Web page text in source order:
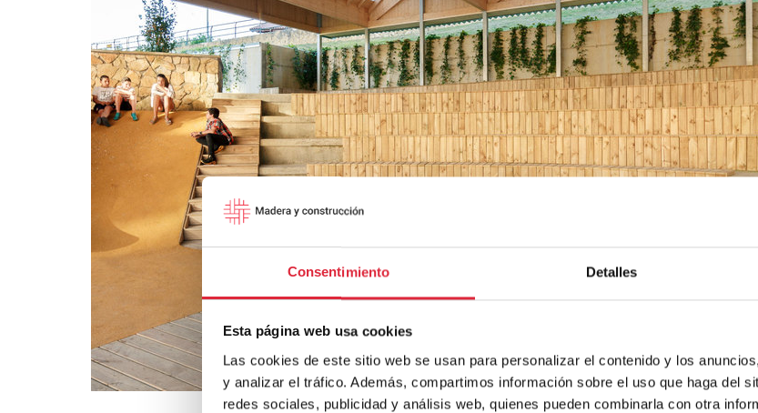
Consentimiento Detalles
Esta página web usa cookies
Las cookies de este sitio web se usan para personalizar el contenido y los
y analizar el tráfico. Además, compartimos información sobre el uso que haga del
redes sociales, publicidad y análisis web, quienes pueden combinarla con otra